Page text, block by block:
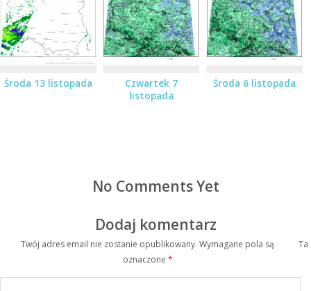
Środa 13 listopada
Czwartek 7
listopada
Środa 6 listopada
No Comments Yet
Dodaj komentarz
Twój adres email nie zostanie opublikowany. Wymagane pola są
oznaczone *
Ta